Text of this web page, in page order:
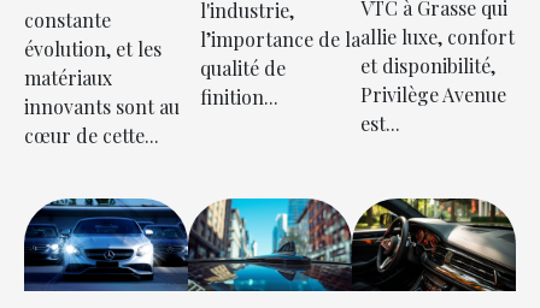
modernes
constante
évolution, et les
matériaux
innovants sont au
cœur de cette...
l’automobile
et
l’industrie
l'industrie,
l’importance de la
qualité de
finition...
VTC à
Grasse !
VTC à Grasse qui
allie luxe, confort
et disponibilité,
Privilège Avenue
est...